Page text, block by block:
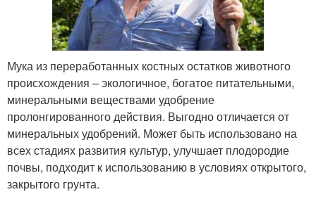
Мука из переработанных костных остатков животного
происхождения – экологичное, богатое питательными,
минеральными веществами удобрение
пролонгированного действия. Выгодно отличается от
минеральных удобрений. Может быть использовано на
всех стадиях развития культур, улучшает плодородие
почвы, подходит к использованию в условиях открытого,
закрытого грунта.